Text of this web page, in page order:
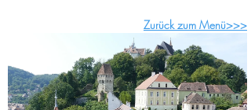
Zurück zum Menü>>>